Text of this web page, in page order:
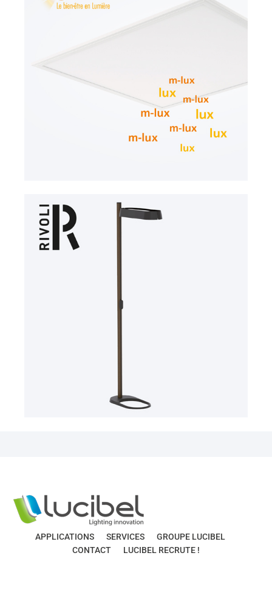
APPLICATIONS SERVICES
GROUPE LUCIBEL
CONTACT
LUCIBEL RECRUTE !